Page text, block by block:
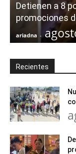
Detienen a 8
promociones
ariadna -
Recientes